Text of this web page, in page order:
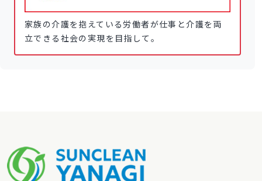
家族の介護を抱えている労働者が仕事と介護を両
立できる社会の実現を目指して。